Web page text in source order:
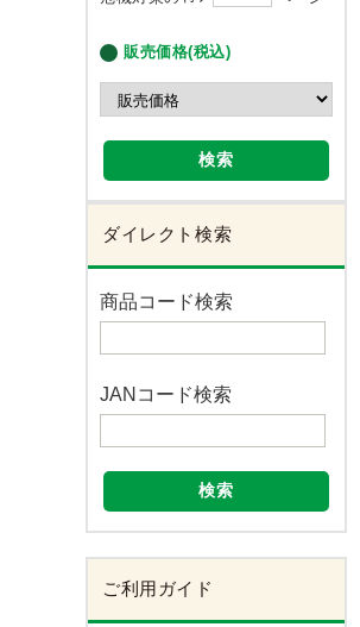
販売価格(税込)
検索
ダイレクト検索
商品コード検索
JANコード検索
検索
ご利用ガイド